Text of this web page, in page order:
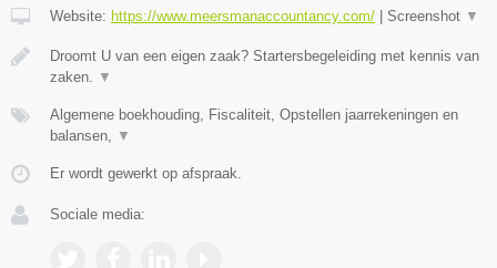
Website: https://www.meersmanaccountancy.com/ Screenshot ▼
Droomt U van een eigen zaak? Startersbegeleiding met kennis van
zaken. ▼
Algemene boekhouding, Fiscaliteit, Opstellen jaarrekeningen en
balansen, ▼
Er wordt gewerkt op afspraak.
Sociale media: